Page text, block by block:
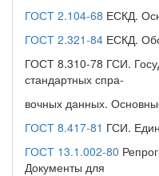
ГОСТ 2.104-68 ЕСКД.
ГОСТ 2.321-84 ЕСКД.
ГОСТ 8.310-78 ГСИ.
стандартных спра-
вочных данных.
ГОСТ 8.417-81 ГСИ.
ГОСТ 13.1.002-80
Документы для